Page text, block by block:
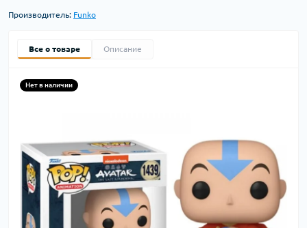
Производитель: Funko
Все о товаре Описание
Нет в наличии